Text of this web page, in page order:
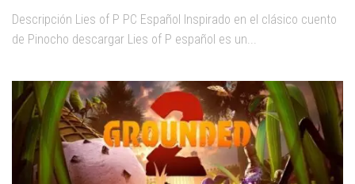
Descripción Lies of P PC Español Inspirado en el clásico cuento
de Pinocho descargar Lies of P español es un...